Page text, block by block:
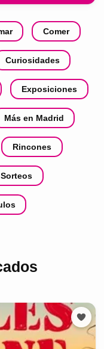
Comer
Curiosidades
Exposiciones
Más en Madrid
Rincones
Sorteos